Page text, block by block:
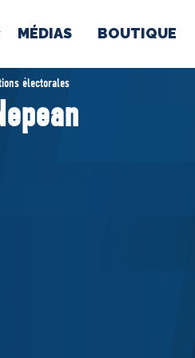
MÉDIAS BOUTIQUE
À
Documents
électorales